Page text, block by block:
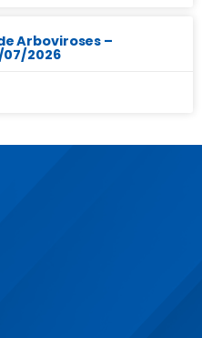
Arboviroses –
07/2026